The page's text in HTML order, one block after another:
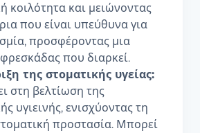
κοιλότητα και μειώνοντας
που είναι υπεύθυνα για
προσφέροντας μια
που διαρκεί.
της στοματικής υγείας:
στη βελτίωση της
υγιεινής, ενισχύοντας τη
προστασία. Μπορεί